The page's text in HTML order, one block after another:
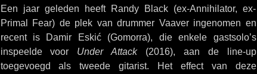
Een jaar geleden heeft Randy Black (ex-Annihilator, ex-
Primal Fear) de plek van drummer Vaaver ingenomen en
recent is Damir Eskić (Gomorra), die enkele gastsolo’s
inspeelde voor Under Attack(2016), aan de line-up
toegevoegd als tweede gitarist. Het effect van deze